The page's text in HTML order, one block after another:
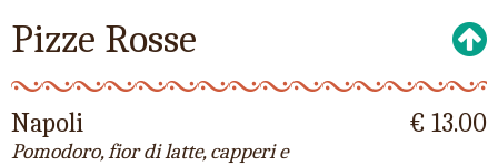
Pizze Rosse
Napoli
Pomodoro, fior di latte, capperi e
€ 13.00